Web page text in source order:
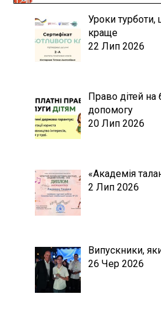
Уроки
краще
22 Лип 2026
Право дітей на
допомогу
20 Лип 2026
«Академія
2 Лип 2026
Випускники,
26 Чер 2026